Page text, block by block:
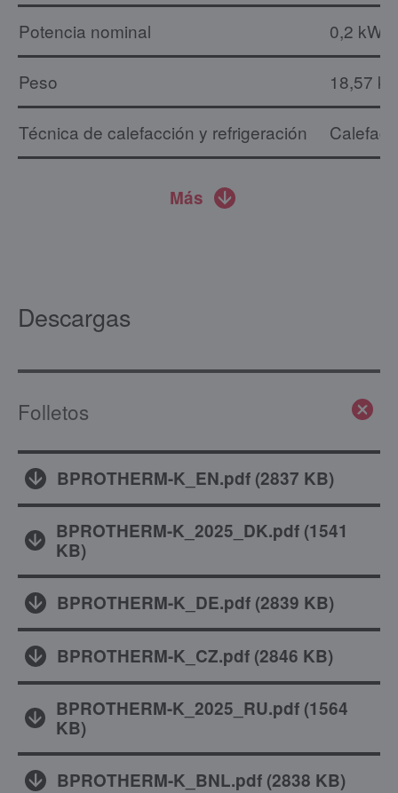
Potencia nominal 0,2 kW
Peso 18,57 kg
Técnica de calefacción y refrigeración
Más
Descargas
Folletos
BPROTHERM-K_EN.pdf (2837 KB)
BPROTHERM-K_2025_DK.pdf(1541
KB)
BPROTHERM-K_DE.pdf (2839 KB)
BPROTHERM-K_CZ.pdf (2846 KB)
BPROTHERM-K_2025_RU.pdf(1564
KB)
BPROTHERM-K_BNL.pdf (2838 KB)